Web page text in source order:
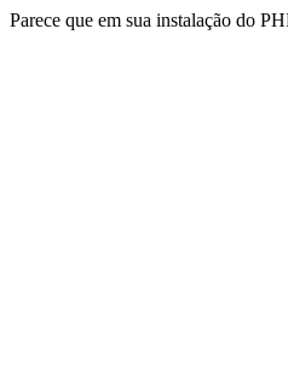
Parece que em sua instalação do